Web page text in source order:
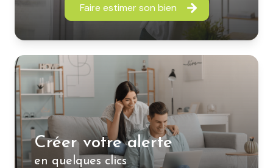
Faire estimer son bien
Créer votre alerte
en quelques clics